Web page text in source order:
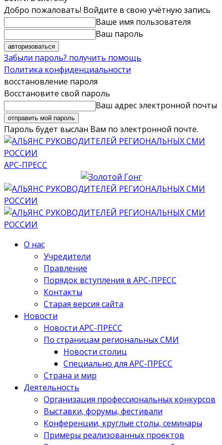
Добро пожаловать! Войдите в свою учётную запись
Ваше имя пользователя
Ваш пароль
Забыли пароль? получить помощь
Политика конфиденциальности
восстановление пароля
Восстановите свой пароль
Ваш адрес электронной почты
Пароль будет выслан Вам по электронной почте.
АРС-ПРЕСС
О нас
Учредители
Правление
Порядок вступления в АРС-ПРЕСС
Контакты
Старая версия сайта
Новости
Новости АРС-ПРЕСС
По страницам региональных СМИ
Новости столиц
Специально для АРС-ПРЕСС
Страна и мир
Деятельность
Организация профессиональных конкурсов
Выставки, форумы, фестивали
Конференции, круглые столы, семинары
Примеры реализованных проектов